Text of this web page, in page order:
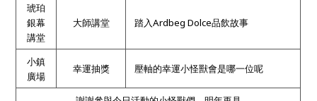
琥珀
銀幕
講堂
大師講堂 踏入Ardbeg Dolce品飲故事
小鎮
廣場
幸運抽獎 壓軸的幸運小怪獸會是哪一位呢